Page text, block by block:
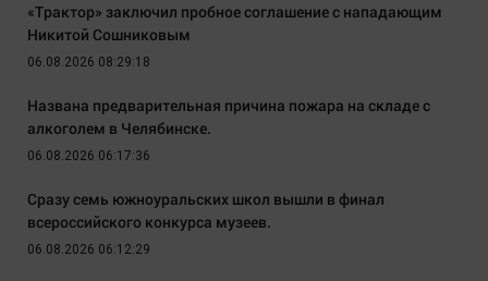
«Трактор» заключил пробное соглашение с нападающим
Никитой Сошниковым
06.08.2026 08:29:18
Названа предварительная причина пожара на складе с
алкоголем в Челябинске.
06.08.2026 06:17:36
Сразу семь южноуральских школ вышли в финал
всероссийского конкурса музеев.
06.08.2026 06:12:29